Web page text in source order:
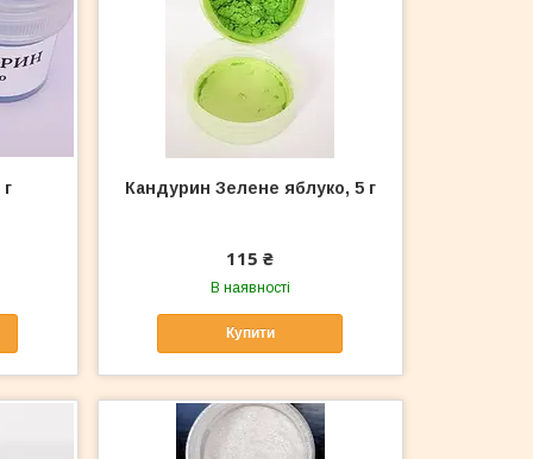
Кандурин Зелене яблуко, 5 г
115 ₴
В наявності
Купити